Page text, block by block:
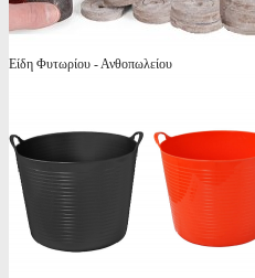
Είδη Φυτωρίου - Ανθοπωλείου